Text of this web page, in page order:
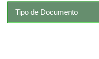
Tipo de Documento